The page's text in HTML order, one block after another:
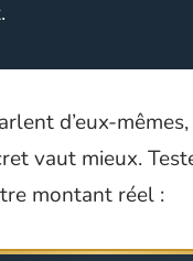
d’eux-
vaut mieux.
montant réel :